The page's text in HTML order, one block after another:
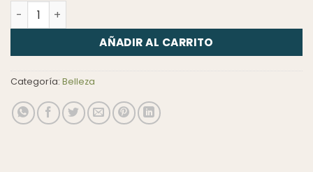
Depiladora De Raíz cantidad
AÑADIR AL CARRITO
Categoría: Belleza